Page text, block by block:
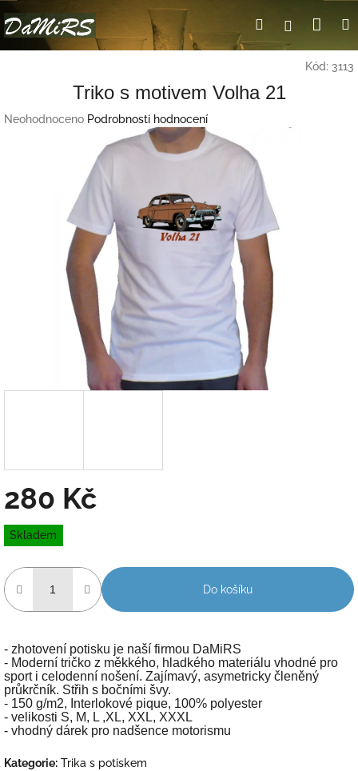
na
obsah
HledatPřihlášení
Kód: 3113
Triko s motivem Volha 21
Průměrné
Neohodnoceno Podrobnosti hodnocení
280 Kč
Měrná
cena:
Skladem
Do košíku
- zhotovení potisku je naší firmou DaMiRS
- Moderní tričko z měkkého, hladkého materiálu vhodné pro
sport i celodenní nošení. Zajímavý, asymetricky členěný
průkrčník. Střih s bočními švy.
- 150 g/m2, Interlokové pique, 100% polyester
- velikosti S, M, L ,XL, XXL, XXXL
- vhodný dárek pro nadšence motorismu
Kategorie: Trika s potiskem